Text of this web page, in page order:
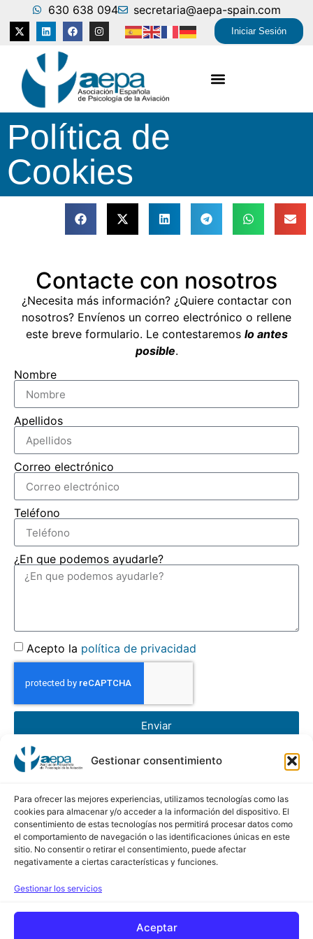
Gestionar consentimiento
Para ofrecer las mejores experiencias, utilizamos tecnologías como las
cookies para almacenar y/o acceder a la información del dispositivo. El
consentimiento de estas tecnologías nos permitirá procesar datos como
el comportamiento de navegación o las identificaciones únicas en este
sitio. No consentir o retirar el consentimiento, puede afectar
negativamente a ciertas características y funciones.
Gestionar los servicios
Aceptar
Iniciar Sesión
630 638 094 secretaria@aepa-spain.com
Política de
Cookies
Contacte con nosotros
¿Necesita más información? ¿Quiere contactar con
nosotros? Envíenos un correo electrónico o rellene
este breve formulario. Le contestaremos lo antes
posible.
Nombre
Apellidos
Correo electrónico
Teléfono
¿En que podemos ayudarle?
Acepto la política de privacidad
Enviar
AEPA
Asociación Española de Psicología de la Aviación
Calle Conde de Peñalver, 45 5ª Planta
28006 de Madrid
+34 630 638 094
www.aepa-spain.com